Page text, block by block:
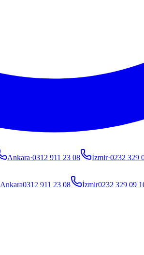
Ankara·0312 911 23 08 İzmir·0232 329
Ankara0312 911 23 08 İzmir0232 329 09